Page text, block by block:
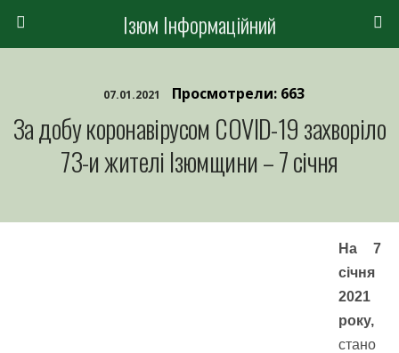
Ізюм Інформаційний
07.01.2021 Просмотрели: 663
За добу коронавірусом COVID-19 захворіло
73-и жителі Ізюмщини – 7 січня
На 7
січня
2021
року,
стано